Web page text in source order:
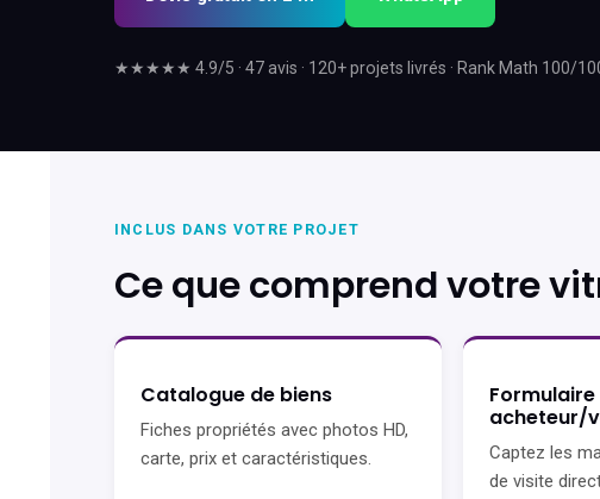
★★★★★ 4.9/5 · 47 avis · 120+ projets livrés · Rank Math 100/
INCLUS DANS VOTRE PROJET
Ce que comprend votre
Catalogue de biens
Fiches propriétés avec photos HD,
carte, prix et caractéristiques.
Formulaire
acheteur/
Captez les
de visite